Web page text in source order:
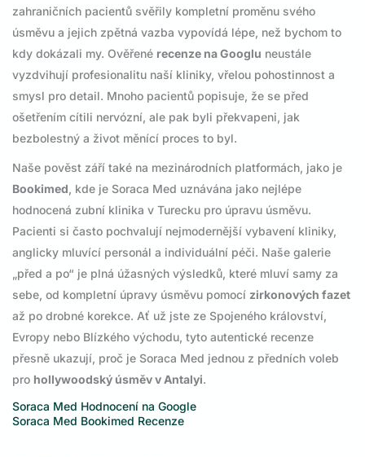
zahraničních pacientů svěřily kompletní proměnu svého
úsměvu a jejich zpětná vazba vypovídá lépe, než bychom to
kdy dokázali my. Ověřené recenze na Googlu neustále
vyzdvihují profesionalitu naší kliniky, vřelou pohostinnost a
smysl pro detail. Mnoho pacientů popisuje, že se před
ošetřením cítili nervózní, ale pak byli překvapeni, jak
bezbolestný a život měnící proces to byl.
Naše pověst září také na mezinárodních platformách, jako je
Bookimed, kde je Soraca Med uznávána jako nejlépe
hodnocená zubní klinika v Turecku pro úpravu úsměvu.
Pacienti si často pochvalují nejmodernější vybavení kliniky,
anglicky mluvící personál a individuální péči. Naše galerie
„před a po“ je plná úžasných výsledků, které mluví samy za
sebe, od kompletní úpravy úsměvu pomocí zirkonových fazet
až po drobné korekce. Ať už jste ze Spojeného království,
Evropy nebo Blízkého východu, tyto autentické recenze
přesně ukazují, proč je Soraca Med jednou z předních voleb
pro hollywoodský úsměv v Antalyi.
Soraca Med Hodnocení na Google
Soraca Med Bookimed Recenze